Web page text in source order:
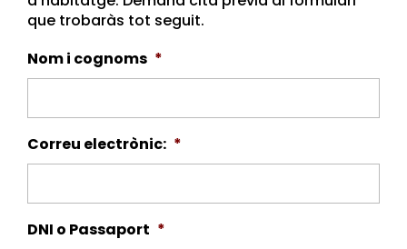
que trobaràs tot seguit.
Nom i cognoms *
Correu electrònic: *
DNI o Passaport *